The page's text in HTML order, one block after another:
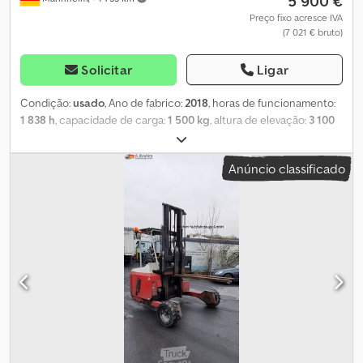
Preço fixo acresce IVA
(7 021 € bruto)
Solicitar Ligar
Condição:usado, Ano de fabrico:2018, horas de funcionamento:
1 838 h, capacidade de carga:1 500 kg, altura de elevação: 3 100
, tipo de engrenagem:
automático, * Número do veículo: P19456 M + WhatsApp: Suporte
baseado em IA, encaminhamento para o contacto responsável na
Capacidade de carga nominal: 1500 kg * Horas de operação: 1838
h * Primeira matrícula: 10-2018 * Peso em vazio: 1500 kg * Peso
bruto total: 2400 kg Dcsdpozp S Ipefx Ak Tsk * Garfos
telescópicos extensíveis hidraulicamente Venda de um veículo
usado no estado em que se encontra, exclusivamente para
empresas ou para exportação. A venda é realizada com exclusão
de responsabilidade por defeitos materiais (§ 444 BGB). Sem
garantia. Reclamações posteriores não serão aceites. É
compra. Não há garantia quanto ao funcionamento de
Anúncio classificado